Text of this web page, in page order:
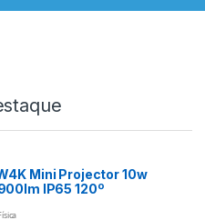
Mini Projector 10w
IP65 120º